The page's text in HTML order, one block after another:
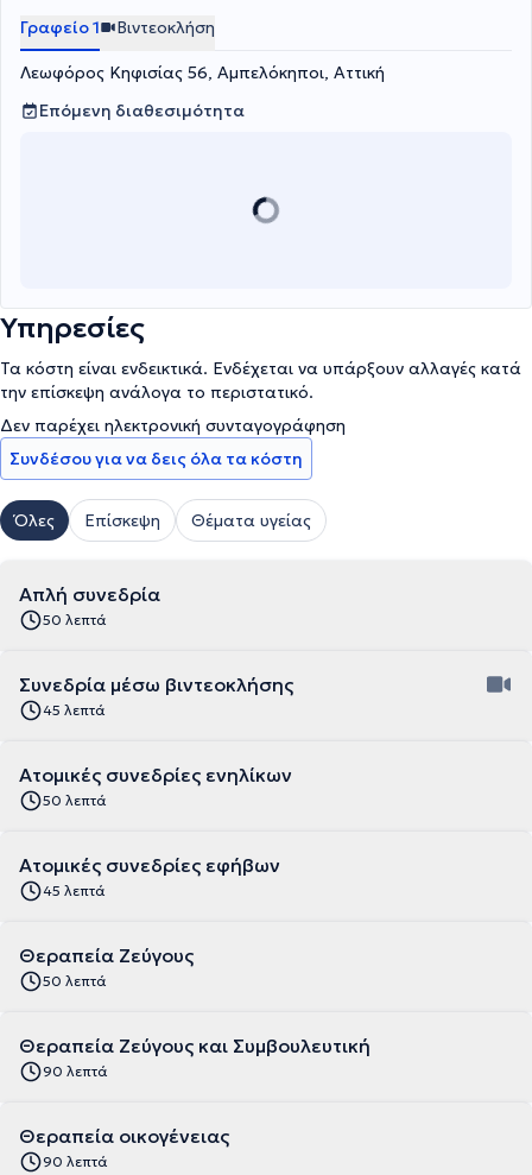
Γραφείο 1 Βιντεοκλήση
Λεωφόρος Κηφισίας 56, Αμπελόκηποι, Αττική
Επόμενη διαθεσιμότητα
Υπηρεσίες
Τα κόστη είναι ενδεικτικά. Ενδέχεται να υπάρξουν αλλαγές κατά
την επίσκεψη ανάλογα το περιστατικό.
Δεν παρέχει ηλεκτρονική συνταγογράφηση
Συνδέσου για να δεις όλα τα κόστη
Όλες Επίσκεψη Θέματα υγείας
Απλή συνεδρία
50 λεπτά
Συνεδρία μέσω βιντεοκλήσης
45 λεπτά
Ατομικές συνεδρίες ενηλίκων
50 λεπτά
Ατομικές συνεδρίες εφήβων
45 λεπτά
Θεραπεία Ζεύγους
50 λεπτά
Θεραπεία Ζεύγους και Συμβουλευτική
90 λεπτά
Θεραπεία οικογένειας
90 λεπτά